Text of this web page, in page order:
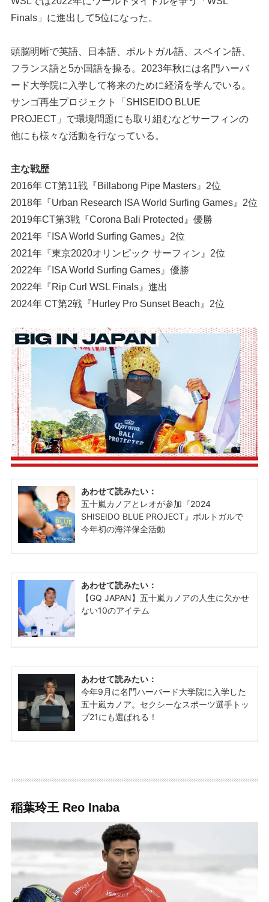
Finals」に進出して5位になった。
頭脳明晰で英語、日本語、ポルトガル語、スペイン語、
フランス語と5か国語を操る。2023年秋には名門ハーバ
ード大学院に入学して将来のために経済を学んでいる。
サンゴ再生プロジェクト「SHISEIDO BLUE
PROJECT」で環境問題にも取り組むなどサーフィンの
他にも様々な活動を行なっている。
主な戦歴
2016年 CT第11戦『Billabong Pipe Masters』2位
2018年『Urban Research ISA World Surfing Games』2位
2019年CT第3戦『Corona Bali Protected』優勝
2021年『ISA World Surfing Games』2位
2021年『東京2020オリンピック サーフィン』2位
2022年『ISA World Surfing Games』優勝
2022年『Rip Curl WSL Finals』進出
2024年 CT第2戦『Hurley Pro Sunset Beach』2位
稲葉玲王 Reo Inaba